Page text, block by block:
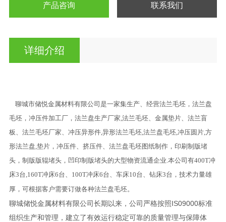
产品咨询 联系我们
详细介绍
聊城市储悦金属材料有限公司是一家集生产、经营法兰毛坯，法兰盘
毛坯，冲压件加工厂，法兰盘生产厂家,法兰毛坯、金属垫片、法兰盲
板、法兰毛坯厂家、冲压异形件,异形法兰毛坯,法兰盘毛坯,冲压圆片,方
形法兰盘,垫片，冲压件、挤压件、法兰盘毛坯图纸制作，印刷制版堵
头，制版版辊堵头，凹印制版堵头的大型物资流通企业.本公司有400T冲
床3台,160T冲床6台、100T冲床6台、车床10台、钻床3台，技术力量雄
厚，可根据客户需要订做各种法兰盘毛坯。
聊城储悦金属材料有限公司长期以来，公司严格按照IS09000标准
组织生产和管理，建立了有效运行稳定可靠的质量管理与保障体